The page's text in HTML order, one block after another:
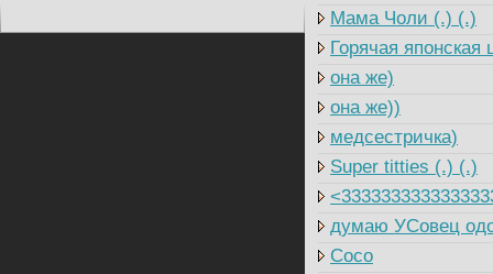
Мама Чоли (.) (.)
Горячая
она же)
она же))
медсестричка)
Super titties (.) (.)
думаю УСовец
Coco